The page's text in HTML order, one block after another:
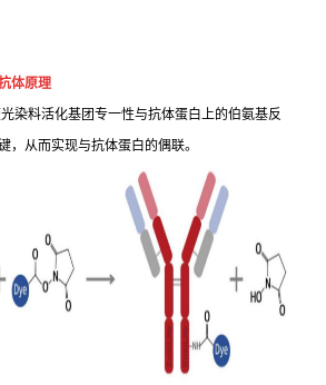
体原理
染料活化基团专一性与抗体蛋白上的伯氨基反
，从而实现与抗体蛋白的偶联。